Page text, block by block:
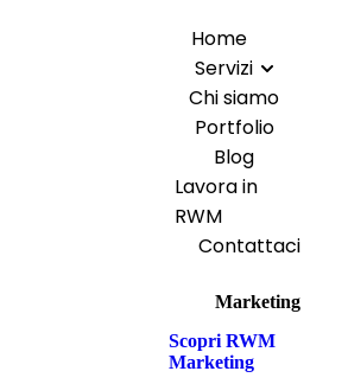
Home
Servizi
Marketing
Scopri RWM
Marketing
Chi siamo
Portfolio
Blog
Lavora in
RWM
Contattaci